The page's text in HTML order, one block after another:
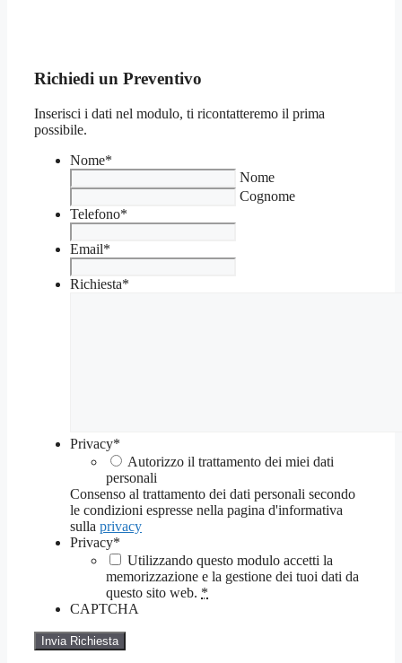
Richiedi un Preventivo
Inserisci i dati nel modulo, ti ricontatteremo il prima
possibile.
Nome*
Nome
Cognome
Telefono*
Email*
Richiesta*
Privacy*
Autorizzo il trattamento dei miei dati
personali
Consenso al trattamento dei dati personali secondo
le condizioni espresse nella pagina d'informativa
sulla privacy
Privacy*
Utilizzando questo modulo accetti la
memorizzazione e la gestione dei tuoi dati da
questo sito web. *
CAPTCHA